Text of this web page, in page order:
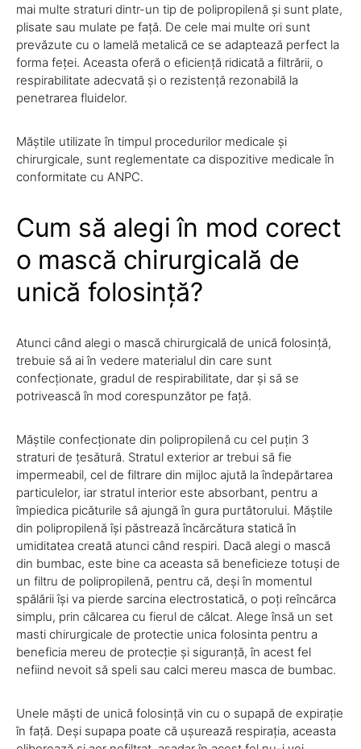
mai multe straturi dintr-un tip de polipropilenă și sunt plate,
plisate sau mulate pe față. De cele mai multe ori sunt
prevăzute cu o lamelă metalică ce se adaptează perfect la
forma feței. Aceasta oferă o eficiență ridicată a filtrării, o
respirabilitate adecvată și o rezistență rezonabilă la
penetrarea fluidelor.
Măștile utilizate în timpul procedurilor medicale și
chirurgicale, sunt reglementate ca dispozitive medicale în
conformitate cu ANPC.
Cum să alegi în mod corect
o mască chirurgicală de
unică folosință?
Atunci când alegi o mască chirurgicală de unică folosință,
trebuie să ai în vedere materialul din care sunt
confecționate, gradul de respirabilitate, dar și să se
potrivească în mod corespunzător pe față.
Măștile confecționate din polipropilenă cu cel puțin 3
straturi de țesătură. Stratul exterior ar trebui să fie
impermeabil, cel de filtrare din mijloc ajută la îndepărtarea
particulelor, iar stratul interior este absorbant, pentru a
împiedica picăturile să ajungă în gura purtătorului. Măștile
din polipropilenă își păstrează încărcătura statică în
umiditatea creată atunci când respiri. Dacă alegi o mască
din bumbac, este bine ca aceasta să beneficieze totuși de
un filtru de polipropilenă, pentru că, deși în momentul
spălării își va pierde sarcina electrostatică, o poți reîncărca
simplu, prin călcarea cu fierul de călcat. Alege însă un set
masti chirurgicale de protectie unica folosinta pentru a
beneficia mereu de protecție și siguranță, în acest fel
nefiind nevoit să speli sau calci mereu masca de bumbac.
Unele măști de unică folosință vin cu o supapă de expirație
în față. Deși supapa poate că ușurează respirația, aceasta